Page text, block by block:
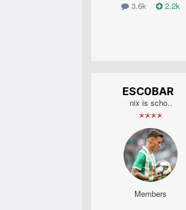
3.6k 2.2k
ESC0BAR
nix is scho..
Members